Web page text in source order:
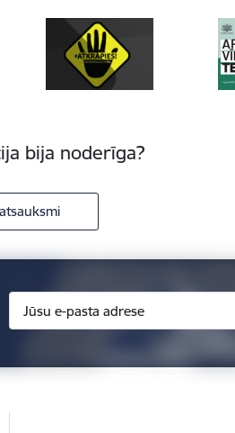
bija noderīga?